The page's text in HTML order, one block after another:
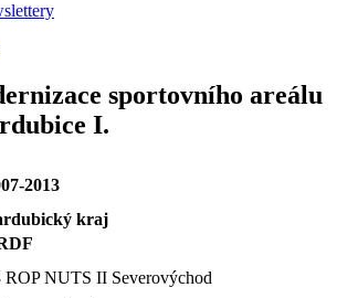
sportovního areálu
I.
2013
kraj
ROP NUTS II Severovýchod